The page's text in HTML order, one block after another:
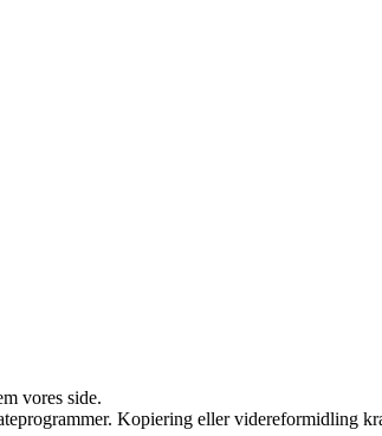
vores side.
Kopiering eller videreformidling